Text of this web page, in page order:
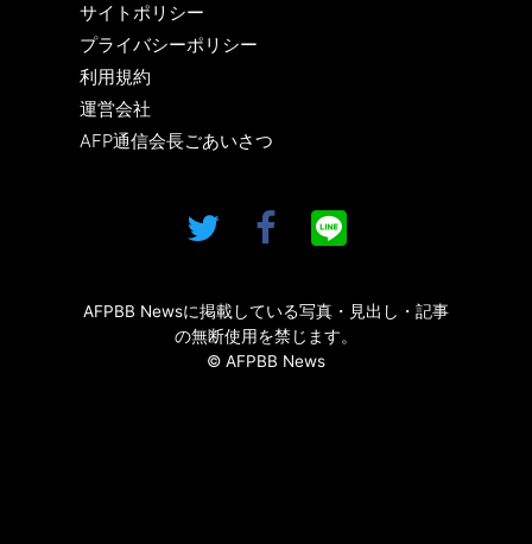
サイトポリシー
プライバシーポリシー
利用規約
運営会社
AFP通信会長ごあいさつ
AFPBB Newsに掲載している写真・見出し・記事
の無断使用を禁じます。
© AFPBB News